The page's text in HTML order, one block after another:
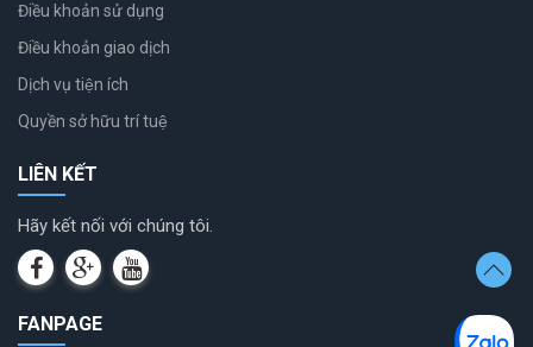
Điều khoản sử dụng
Điều khoản giao dịch
Dịch vụ tiện ích
Quyền sở hữu trí tuệ
LIÊN KẾT
Hãy kết nối với chúng tôi.
FANPAGE